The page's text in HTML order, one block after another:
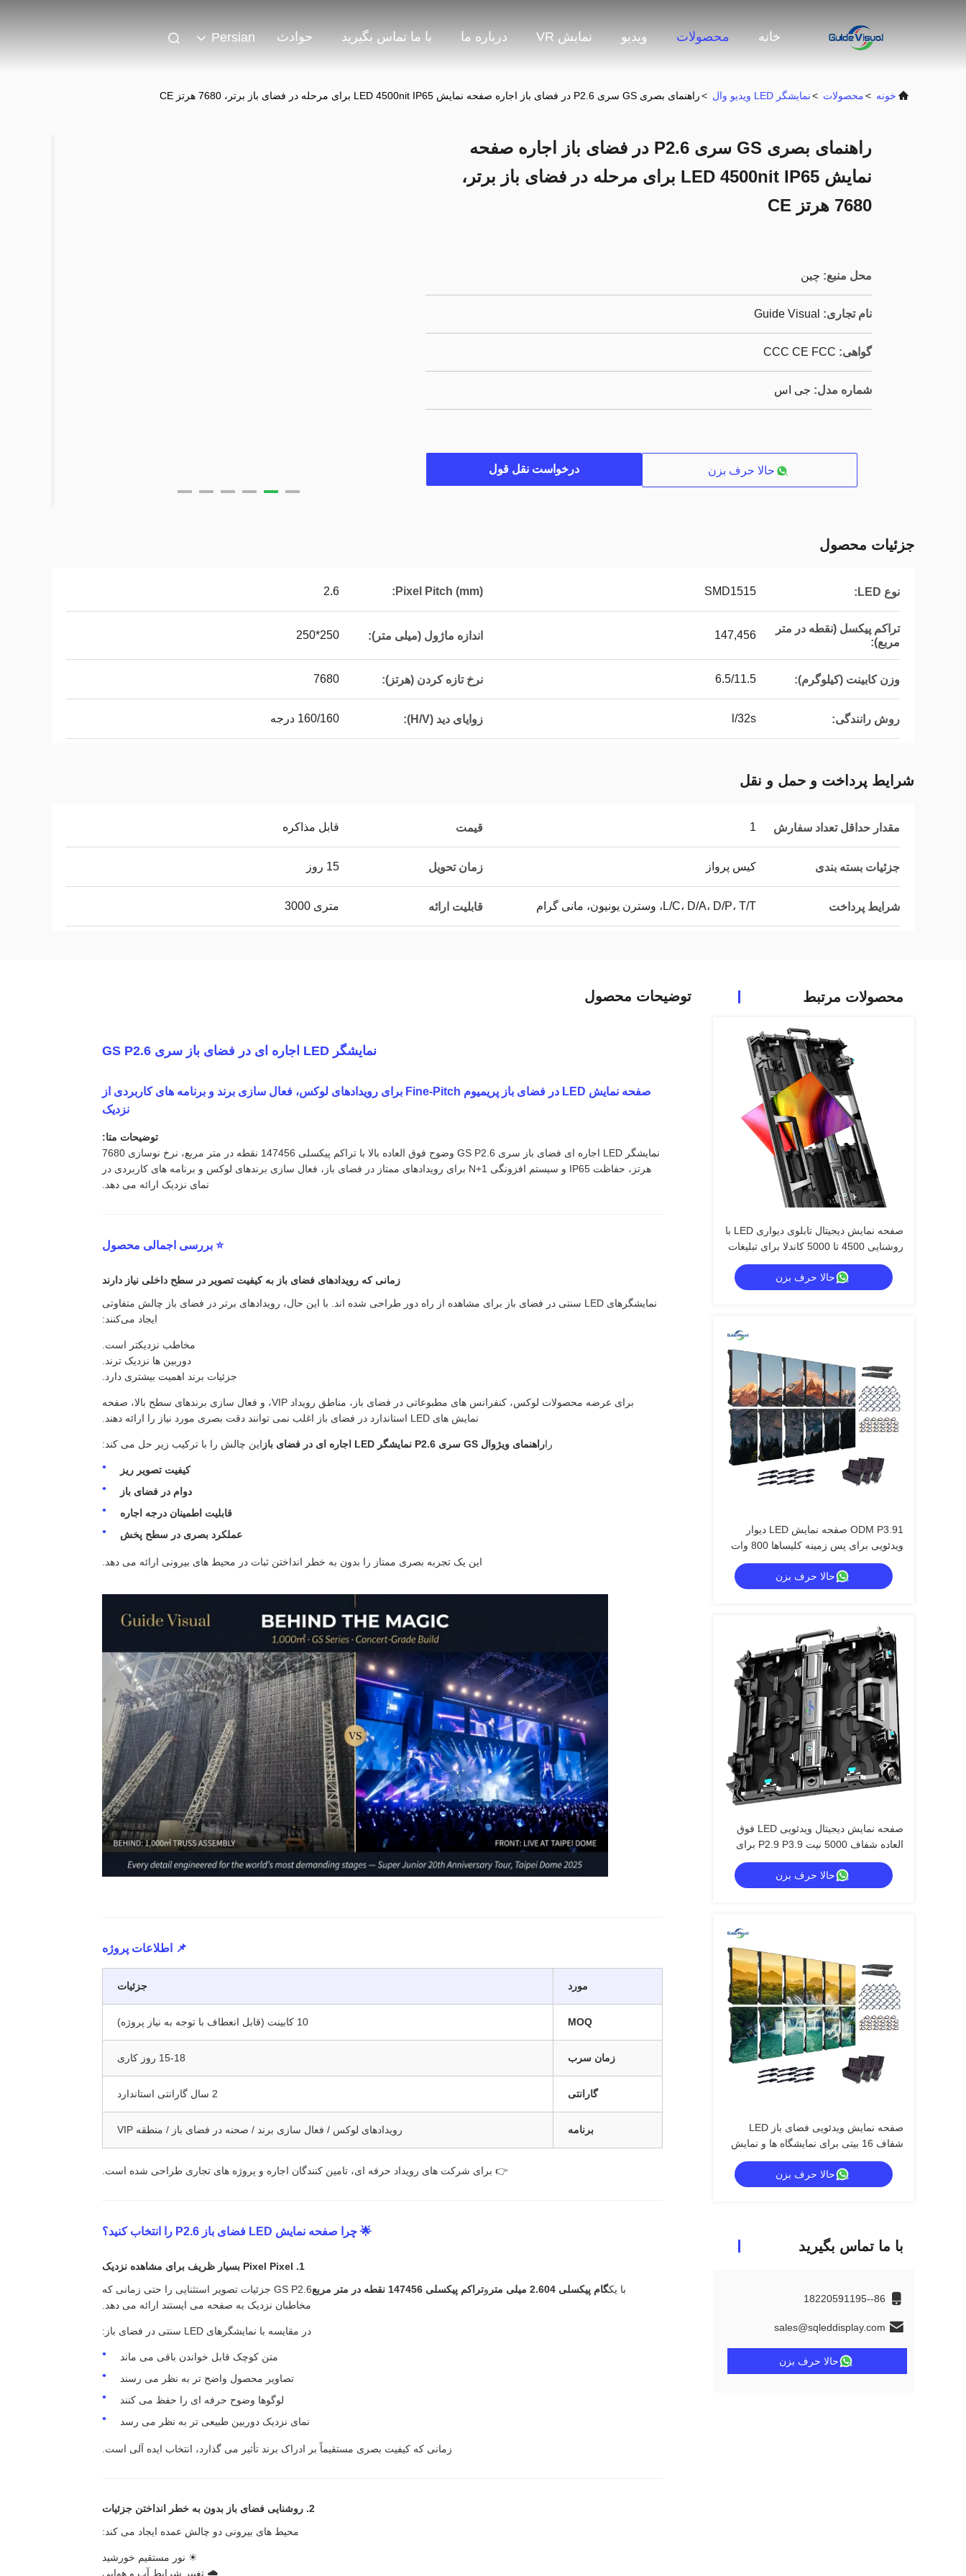
خانه محصولات ویدیو نمایش VR درباره ما با ما تماس بگیرید حوادث Persian
خونه >محصولات >نمایشگر LED ویدیو وال >راهنمای بصری GS سری P2.6 در فضای باز اجاره صفحه نمایش LED 4500nit IP65 برای مرحله در فضای باز برتر، 7680 هرتز CE
راهنمای بصری GS سری P2.6 در فضای باز اجاره صفحه
نمایش LED 4500nit IP65 برای مرحله در فضای باز برتر،
7680 هرتز CE
محل منبع: چین
نام تجاری: Guide Visual
گواهی: CCC CE FCC
شماره مدل: جی اس
حالا حرف بزن درخواست نقل قول
جزئیات محصول
نوع LED: SMD1515
Pixel Pitch (mm):
2.6
تراکم پیکسل (نقطه در متر
مربع):
147,456 اندازه ماژول (میلی متر): 250*250
وزن کابینت (کیلوگرم): 6.5/11.5 نرخ تازه کردن (هرتز): 7680
روش رانندگی: l/32s زوایای دید (H/V): 160/160 درجه
شرایط پرداخت و حمل و نقل
مقدار حداقل تعداد سفارش 1 قیمت قابل مذاکره
جزئیات بسته بندی کیس پرواز زمان تحویل 15 روز
شرایط پرداخت L/C، D/A، D/P، T/T، وسترن یونیون، مانی گرام قابلیت ارائه متری 3000
محصولات مرتبط
صفحه نمایش دیجیتال تابلوی دیواری LED با
روشنایی 4500 تا 5000 کاندلا برای تبلیغات
در فضای باز
حالا حرف بزن
ODM P3.91 صفحه نمایش LED دیوار
ویدئویی برای پس زمینه کلیساها 800 وات
حالا حرف بزن
صفحه نمایش دیجیتال ویدئویی LED فوق
العاده شفاف 5000 نیت P2.9 P3.9 برای
مراکز خرید
حالا حرف بزن
صفحه نمایش ویدئویی فضای باز LED
شفاف 16 بیتی برای نمایشگاه ها و نمایش
های داخلی
حالا حرف بزن
با ما تماس بگیرید
86--18220591195
sales@sqleddisplay.com
حالا حرف بزن
توضیحات محصول
نمایشگر LED اجاره ای در فضای باز سری GS P2.6
صفحه نمایش LED در فضای باز پریمیوم Fine-Pitch برای رویدادهای لوکس، فعال سازی برند و برنامه های کاربردی از
نزدیک
توضیحات متا:
نمایشگر LED اجاره ای فضای باز سری GS P2.6 وضوح فوق العاده بالا با تراکم پیکسلی 147456 نقطه در متر مربع، نرخ نوسازی 7680
هرتز، حفاظت IP65 و سیستم افزونگی N+1 برای رویدادهای ممتاز در فضای باز، فعال سازی برندهای لوکس و برنامه های کاربردی در
نمای نزدیک ارائه می دهد.
⭐ بررسی اجمالی محصول
زمانی که رویدادهای فضای باز به کیفیت تصویر در سطح داخلی نیاز دارند
نمایشگرهای LED سنتی در فضای باز برای مشاهده از راه دور طراحی شده اند. با این حال، رویدادهای برتر در فضای باز چالش متفاوتی
ایجاد می‌کنند:
مخاطب نزدیکتر است.
دوربین ها نزدیک ترند.
جزئیات برند اهمیت بیشتری دارد.
برای عرضه محصولات لوکس، کنفرانس های مطبوعاتی در فضای باز، مناطق رویداد VIP، و فعال سازی برندهای سطح بالا، صفحه
نمایش های LED استاندارد در فضای باز اغلب نمی توانند دقت بصری مورد نیاز را ارائه دهند.
راراهنمای ویژوال GS سری P2.6 نمایشگر LED اجاره ای در فضای باز این چالش را با ترکیب زیر حل می کند:
کیفیت تصویر ریز
دوام در فضای باز
قابلیت اطمینان درجه اجاره
عملکرد بصری در سطح پخش
این یک تجربه بصری ممتاز را بدون به خطر انداختن ثبات در محیط های بیرونی ارائه می دهد.
📌 اطلاعات پروژه
مورد جزئیات
MOQ 10 کابینت (قابل انعطاف با توجه به نیاز پروژه)
زمان سرب 15-18 روز کاری
گارانتی 2 سال گارانتی استاندارد
برنامه رویدادهای لوکس / فعال سازی برند / صحنه در فضای باز / منطقه VIP
👉 برای شرکت های رویداد حرفه ای، تامین کنندگان اجاره و پروژه های تجاری طراحی شده است.
🌟 چرا صفحه نمایش LED فضای باز P2.6 را انتخاب کنید؟
1. Pixel Pixel بسیار ظریف برای مشاهده نزدیک
با یکگام پیکسلی 2.604 میلی متر وتراکم پیکسلی 147456 نقطه در متر مربع
GS P2.6 جزئیات تصویر استثنایی را حتی زمانی که
مخاطبان نزدیک به صفحه می ایستند ارائه می دهد.
در مقایسه با نمایشگرهای LED سنتی در فضای باز:
متن کوچک قابل خواندن باقی می ماند
تصاویر محصول واضح تر به نظر می رسند
لوگوها وضوح حرفه ای را حفظ می کنند
نمای نزدیک دوربین طبیعی تر به نظر می رسد
زمانی که کیفیت بصری مستقیماً بر ادراک برند تأثیر می گذارد، انتخاب ایده آلی است.
2. روشنایی فضای باز بدون به خطر انداختن جزئیات
محیط های بیرونی دو چالش عمده ایجاد می کند:
☀ نور مستقیم خورشید
🌧 تغییر شرایط آب و هوایی